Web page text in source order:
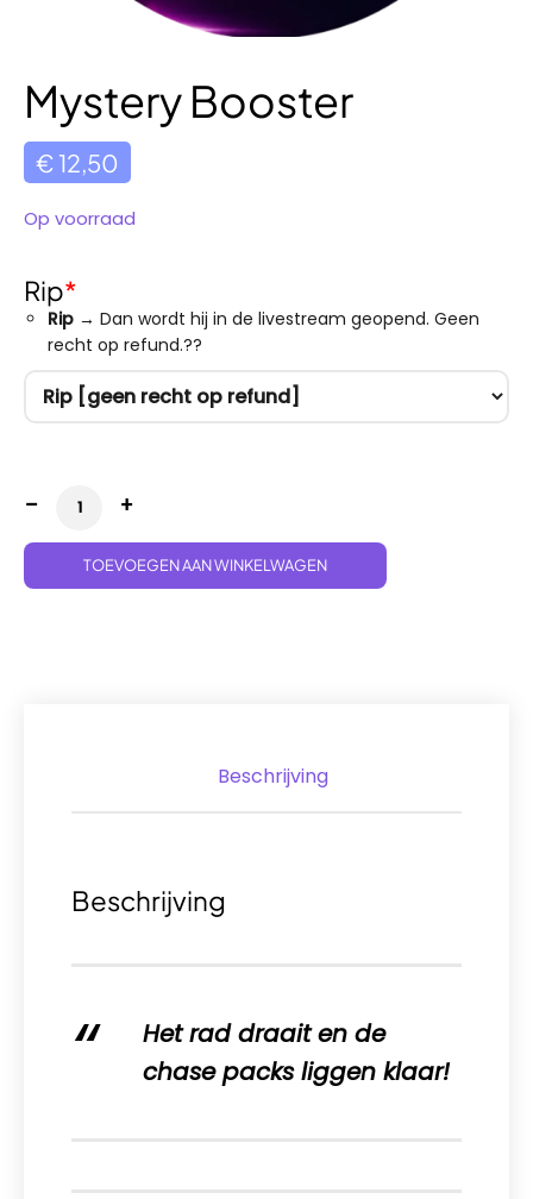
Mystery Booster
€ 12,50
Op voorraad
*
Rip
Rip → Dan wordt hij in de livestream geopend. Geen
recht op refund.??
Mystery Booster aantal
TOEVOEGEN AAN WINKELWAGEN
Beschrijving
Beschrijving
Het rad draait en de
chase packs liggen klaar!